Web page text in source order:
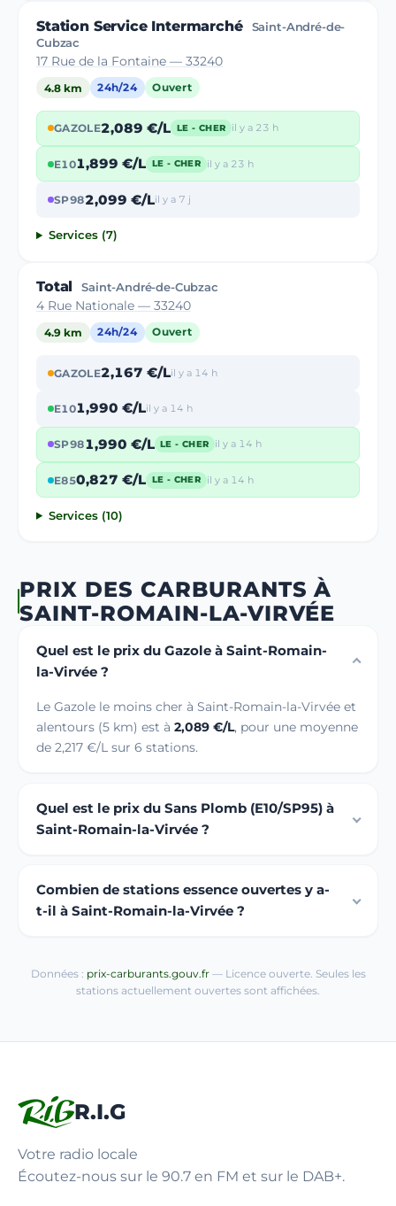
Station Service Intermarché
Saint-André-de-
Cubzac
17 Rue de la Fontaine — 33240
4.8 km 24h/24 Ouvert
GAZOLE2,089 €/L LE - CHER il y a 23 h
E101,899 €/L LE - CHER il y a 23 h
SP982,099 €/Lil y a 7 j
Services (7)
Total Saint-André-de-Cubzac
4 Rue Nationale — 33240
4.9 km 24h/24 Ouvert
GAZOLE2,167 €/Lil y a 14 h
E101,990 €/Lil y a 14 h
SP981,990 €/L LE - CHER il y a 14 h
E850,827 €/L LE - CHER il y a 14 h
Services (10)
PRIX DES CARBURANTS À
SAINT-ROMAIN-LA-VIRVÉE
Quel est le prix du Gazole à Saint-Romain-
la-Virvée ?
Le Gazole le moins cher à Saint-Romain-la-Virvée et
alentours (5 km) est à 2,089 €/L, pour une moyenne
de 2,217 €/L sur 6 stations.
Quel est le prix du Sans Plomb (E10/SP95) à
Saint-Romain-la-Virvée ?
Combien de stations essence ouvertes y a-
t-il à Saint-Romain-la-Virvée ?
Données : prix-carburants.gouv.fr— Licence ouverte. Seules les
stations actuellement ouvertes sont affichées.
R.I.G
Votre radio locale
Écoutez-nous sur le 90.7 en FM et sur le DAB+.